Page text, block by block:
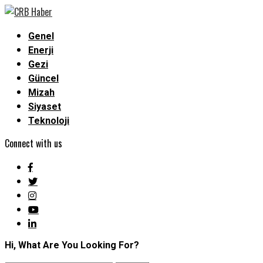
Genel
Enerji
Gezi
Güncel
Mizah
Siyaset
Teknoloji
Connect with us
Hi, What Are You Looking For?